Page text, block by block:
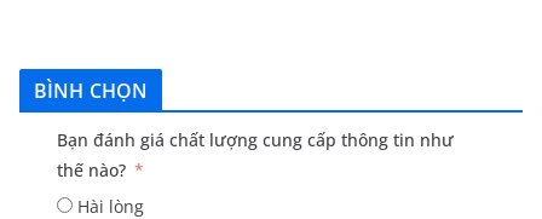
BÌNH CHỌN
Bạn đánh giá chất lượng cung cấp thông tin như
thế nào?
Hài lòng